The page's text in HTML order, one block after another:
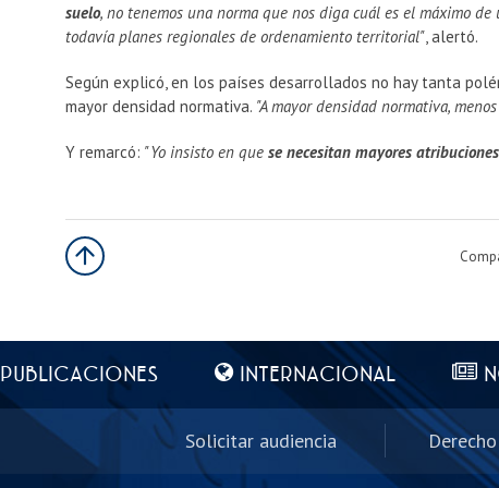
suelo, no tenemos una norma que nos diga cuál es el máximo
todavía planes regionales de ordenamiento territorial", alertó.
Según explicó, en los países desarrollados no hay tanta
mayor densidad normativa. "A mayor densidad normativa,
Y remarcó: "Yo insisto en quese necesitan mayores
PUBLICACIONES INTERNACIONAL
Solicitar audiencia